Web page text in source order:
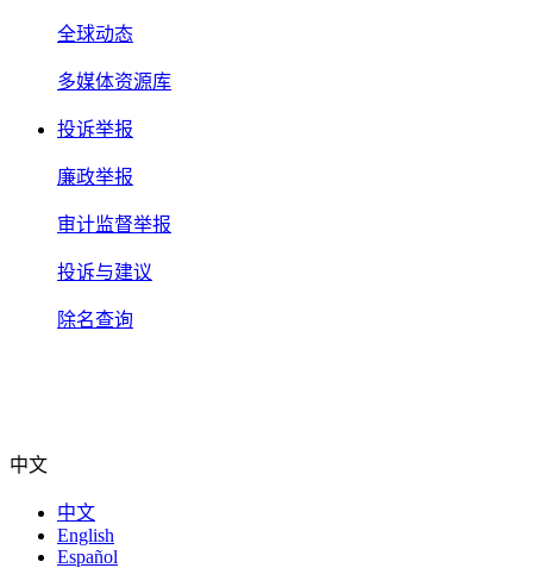
全球动态
多媒体资源库
投诉举报
廉政举报
审计监督举报
投诉与建议
除名查询
中文
中文
English
Español